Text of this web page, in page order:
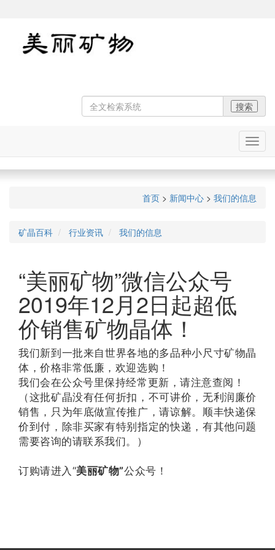
在
线
导
首页 > 新闻中心 > 我们的信息
矿晶百科 行业资讯 我们的信息
“美丽矿物”微信公众号
2019年12月2日起超低
价销售矿物晶体！
我们新到一批来自世界各地的多品种小尺寸矿物晶
体，价格非常低廉，欢迎选购！
我们会在公众号里保持经常更新，请注意查阅！
（这批矿晶没有任何折扣，不可讲价，无利润廉价
销售，只为年底做宣传推广，请谅解。顺丰快递保
价到付，除非买家有特别指定的快递，有其他问题
需要咨询的请联系我们。）
订购请进入“美丽矿物”公众号！